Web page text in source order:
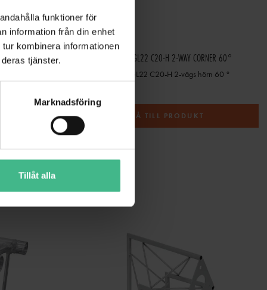
funktioner för
information från din enhet
kombinera informationen
tjänster.
Marknadsföring
Tillåt alla
60° ALUTRUSS BILOCK E-GL22 C20-H 2-WAY CORNER 60°
Alutruss Bilock E-GL22 C20-H 2-vägs hörn 60 °
GÅ TILL PRODUKT